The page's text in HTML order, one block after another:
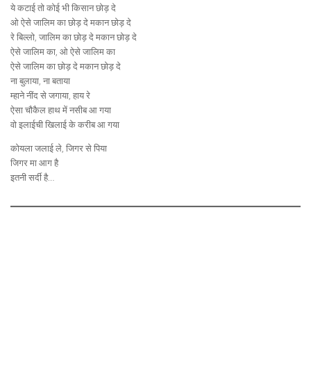
ये कटाई तो कोई भी किसान छोड़ दे
ओ ऐसे जालिम का छोड़ दे मकान छोड़ दे
रे बिल्लो, जालिम का छोड़ दे मकान छोड़ दे
ऐसे जालिम का, ओ ऐसे जालिम का
ऐसे जालिम का छोड़ दे मकान छोड़ दे
ना बुलाया, ना बताया
म्हाने नींद से जगाया, हाय रे
ऐसा चौकैल हाथ में नसीब आ गया
वो इलाईची खिलाई के करीब आ गया
कोयला जलाई ले, जिगर से पिया
जिगर मा आग है
इतनी सर्दी है…